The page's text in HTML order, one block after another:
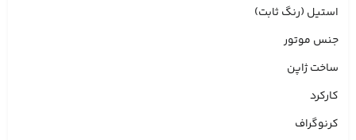
استیل (رنگ ثابت)
جنس موتور
ساخت ژاپن
کارکرد
کرنوگراف